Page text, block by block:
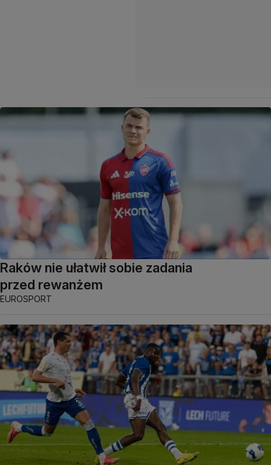
Raków nie ułatwił sobie zadania
przed rewanżem
EUROSPORT